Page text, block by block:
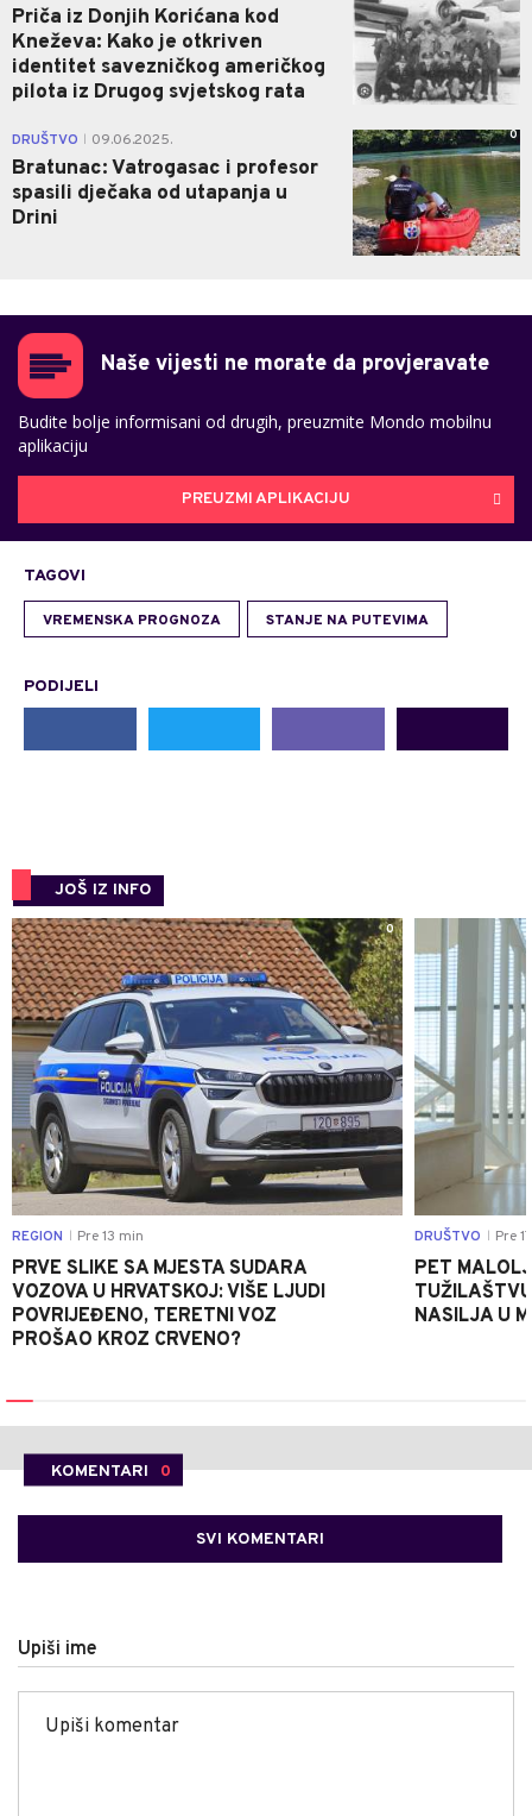
Priča iz Donjih Korićana kod
Kneževa: Kako je otkriven
identitet savezničkog američkog
pilota iz Drugog svjetskog rata
DRUŠTVO 09.06.2025.
Bratunac: Vatrogasac i profesor
spasili dječaka od utapanja u
Drini
0
Naše vijesti ne morate da provjeravate
Budite bolje informisani od drugih, preuzmite Mondo mobilnu
aplikaciju
PREUZMI APLIKACIJU
TAGOVI
VREMENSKA PROGNOZA STANJE NA PUTEVIMA
PODIJELI
JOŠ IZ INFO
0
REGION Pre 13 min
PRVE SLIKE SA MJESTA SUDARA
VOZOVA U HRVATSKOJ: VIŠE LJUDI
POVRIJEĐENO, TERETNI VOZ
PROŠAO KROZ CRVENO?
DRUŠTVO Pre
PET
NASILJA U
KOMENTARI 0
SVI KOMENTARI
Upiši ime